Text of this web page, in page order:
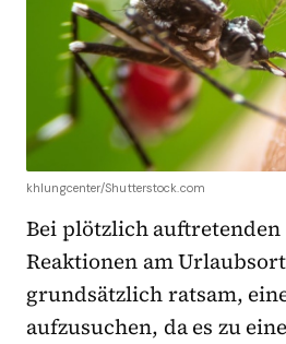
khlungcenter/Shutterstock.com
Bei plötzlich
Reaktionen am
grundsätzlich ratsam,
aufzusuchen, da es zu